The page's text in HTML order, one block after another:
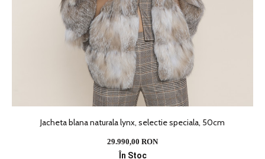
Jacheta blana naturala lynx, selectie speciala, 50cm
29.990,00 RON
În Stoc